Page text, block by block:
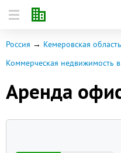
Россия
Кемеровская область
Коммерческая недвижимость
Аренда